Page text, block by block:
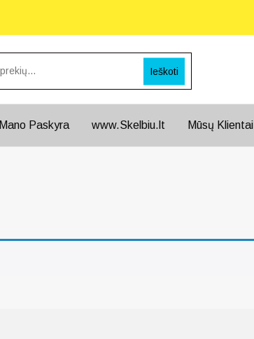
Ieškoti
Mano Paskyra www.Skelbiu.lt Mūsų Klientai